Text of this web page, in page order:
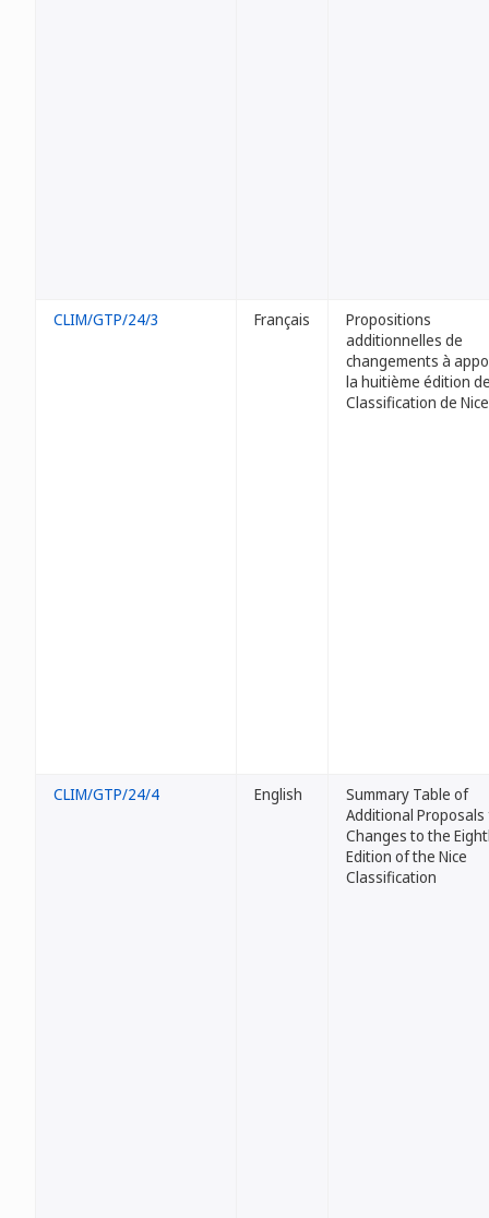
CLIM/GTP/24/3 Français
Propositions
additionnelles de
changements à
la huitième édition
Classification de Nice
CLIM/GTP/24/4 English
Summary Table of
Additional
Changes to the
Edition of the Nice
Classification